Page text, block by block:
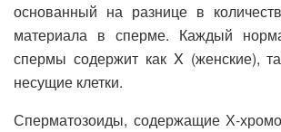
основанный на разнице в
материала в сперме. Каждый
спермы содержит как X (женские),
несущие клетки.
Сперматозоиды, содержащие Х-